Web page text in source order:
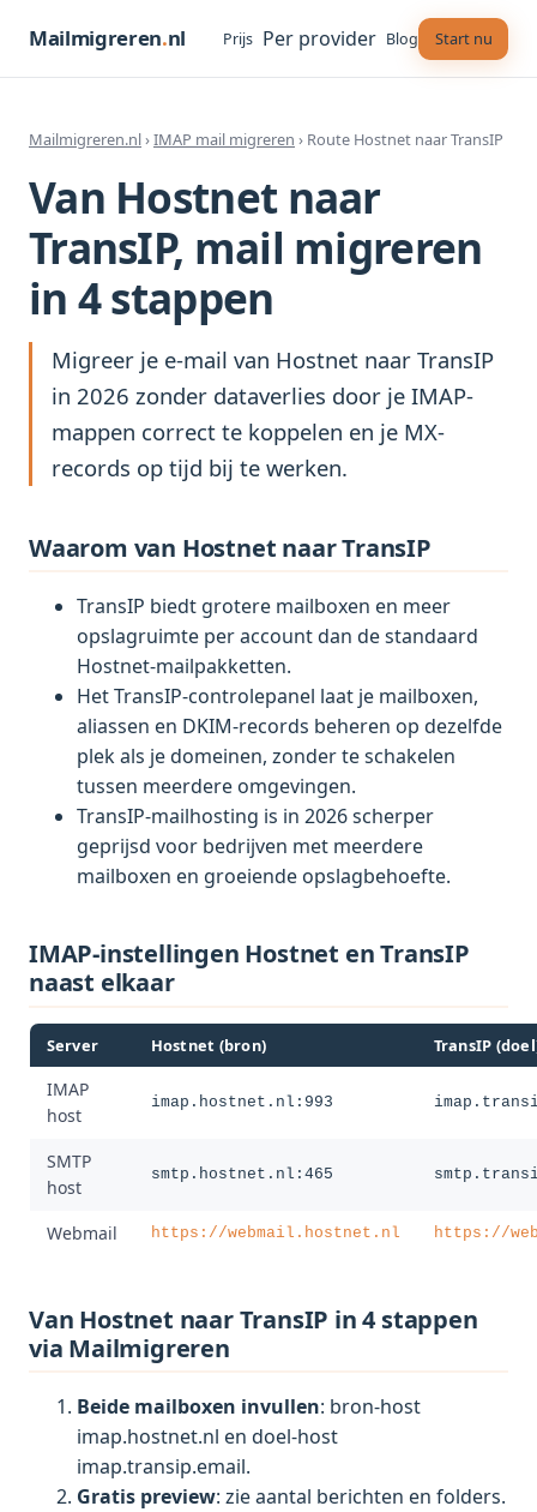
Mailmigreren.nl Prijs Per provider Blog Start nu
Mailmigreren.nl›IMAP mail migreren › Route Hostnet naar TransIP
Van Hostnet naar
TransIP, mail migreren
in 4 stappen
Migreer je e-mail van Hostnet naar TransIP
in 2026 zonder dataverlies door je IMAP-
mappen correct te koppelen en je MX-
records op tijd bij te werken.
Waarom van Hostnet naar TransIP
TransIP biedt grotere mailboxen en meer
opslagruimte per account dan de standaard
Hostnet-mailpakketten.
Het TransIP-controlepanel laat je mailboxen,
aliassen en DKIM-records beheren op dezelfde
plek als je domeinen, zonder te schakelen
tussen meerdere omgevingen.
TransIP-mailhosting is in 2026 scherper
geprijsd voor bedrijven met meerdere
mailboxen en groeiende opslagbehoefte.
IMAP-instellingen Hostnet en TransIP
naast elkaar
Server Hostnet (bron) TransIP
IMAP
host
imap.hostnet.nl:993
SMTP
host
smtp.hostnet.nl:465
Webmail https://webmail.hostnet.nl https://
Van Hostnet naar TransIP in 4 stappen
via Mailmigreren
Beide mailboxen invullen: bron-host
imap.hostnet.nl en doel-host
imap.transip.email.
Gratis preview: zie aantal berichten en folders.